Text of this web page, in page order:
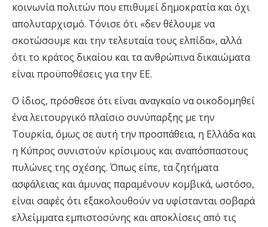
κοινωνία πολιτών που επιθυμεί δημοκρατία και όχι
απολυταρχισμό. Τόνισε ότι «δεν θέλουμε να
σκοτώσουμε και την τελευταία τους ελπίδα», αλλά
ότι το κράτος δικαίου και τα ανθρώπινα δικαιώματα
είναι προϋποθέσεις για την ΕΕ.
Ο ίδιος, πρόσθεσε ότι είναι αναγκαίο να οικοδομηθεί
ένα λειτουργικό πλαίσιο συνύπαρξης με την
Τουρκία, όμως σε αυτή την προσπάθεια, η Ελλάδα και
η Κύπρος συνιστούν κρίσιμους και αναπόσπαστους
πυλώνες της σχέσης. Όπως είπε, τα ζητήματα
ασφάλειας και άμυνας παραμένουν κομβικά, ωστόσο,
είναι σαφές ότι εξακολουθούν να υφίστανται σοβαρά
ελλείμματα εμπιστοσύνης και αποκλίσεις από τις